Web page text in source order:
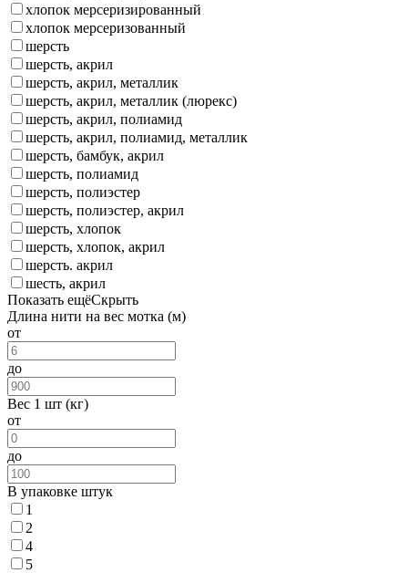
хлопок мерсеризированный
хлопок мерсеризованный
шерсть
шерсть, акрил
шерсть, акрил, металлик
шерсть, акрил, металлик (люрекс)
шерсть, акрил, полиамид
шерсть, акрил, полиамид, металлик
шерсть, бамбук, акрил
шерсть, полиамид
шерсть, полиэстер
шерсть, полиэстер, акрил
шерсть, хлопок
шерсть, хлопок, акрил
шерсть. акрил
шесть, акрил
Показать ещёСкрыть
Длина нити на вес мотка (м)
от
до
Вес 1 шт (кг)
от
до
В упаковке штук
1
2
4
5